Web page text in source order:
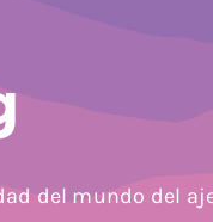
del mundo del